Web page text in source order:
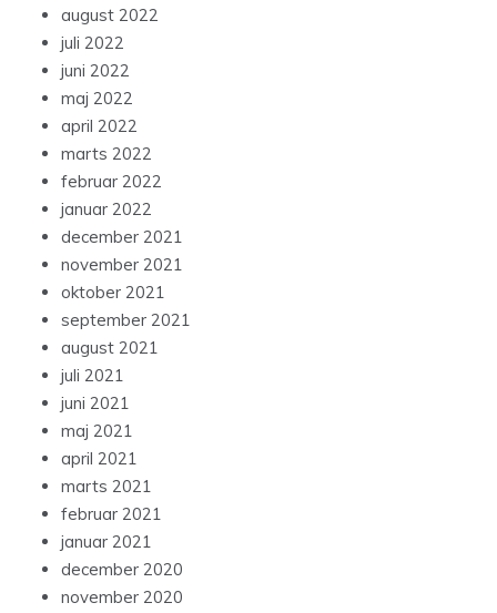
august 2022
juli 2022
juni 2022
maj 2022
april 2022
marts 2022
februar 2022
januar 2022
december 2021
november 2021
oktober 2021
september 2021
august 2021
juli 2021
juni 2021
maj 2021
april 2021
marts 2021
februar 2021
januar 2021
december 2020
november 2020